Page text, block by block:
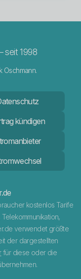
seit 1998
Oschmann.
kündigen
kostenlos Tarife
verwendet größte
der dargestellten
für diese oder die